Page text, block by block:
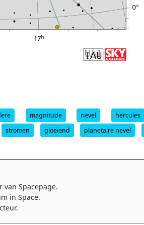
magnitude nevel hercules
stromen gloeiend planetaire nevel
Spacepage.
in Space.